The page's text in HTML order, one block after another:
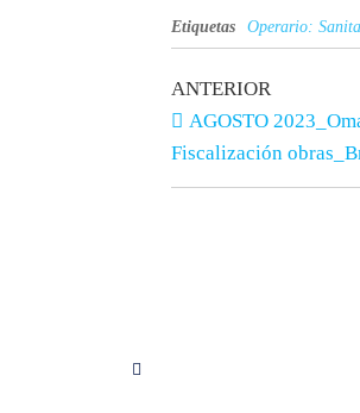
Etiquetas Operario:
ANTERIOR
AGOSTO
Fiscalización